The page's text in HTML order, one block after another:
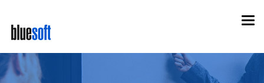
main
content